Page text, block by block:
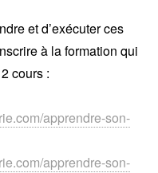
et d’exécuter ces
à la formation qui
cours :
apprendre-son-
apprendre-son-